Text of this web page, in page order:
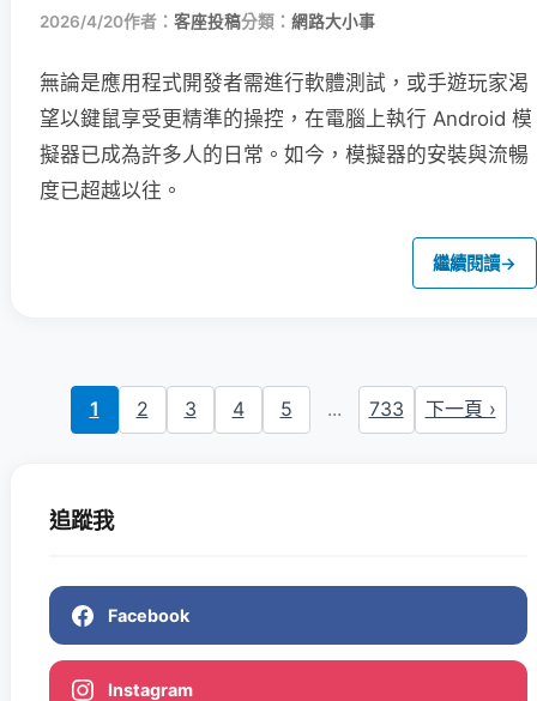
2026/4/20作者： 客座投稿分類： 網路大小事
無論是應用程式開發者需進行軟體測試，或手遊玩家渴
望以鍵鼠享受更精準的操控，在電腦上執行 Android 模
擬器已成為許多人的日常。如今，模擬器的安裝與流暢
度已超越以往。
繼續閱讀→
1 2 3 4 5 ... 733 下一頁 ›
追蹤我
Facebook
Instagram